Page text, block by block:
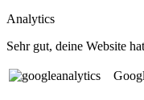
Analytics
Sehr gut, deine Website